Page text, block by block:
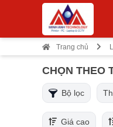
Trang chủ
CHỌN THEO
Bộ lọc
Giá cao